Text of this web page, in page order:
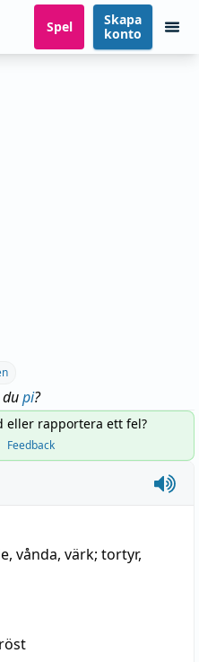
Spel
Skapa
konto
pi?
eller rapportera ett fel?
Feedback
, vånda, värk; tortyr,